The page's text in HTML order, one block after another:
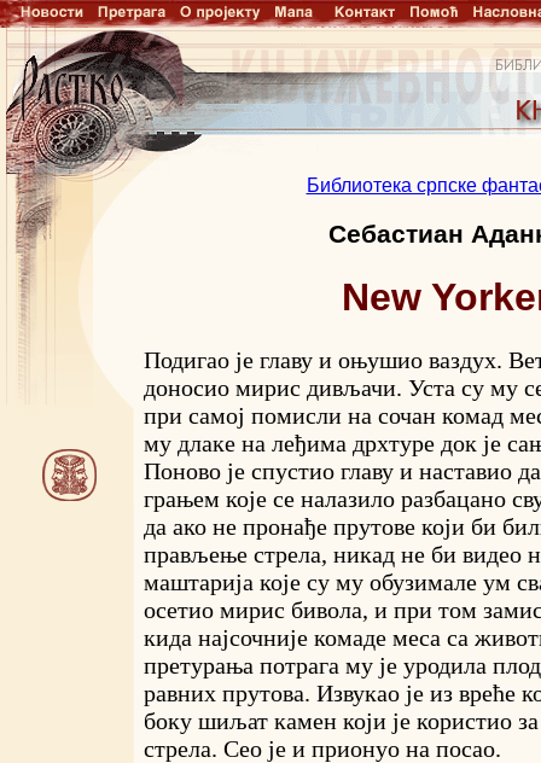
Библиотека српске
Себастиан
New
Подигао је главу и оњушио ваздух.
доносио мирис дивљачи. Уста су му
при самој помисли на сочан комад
му длаке на леђима дрхтуре док је
Поново је спустио главу и наставио
грањем које се налазило разбацано
да ако не пронађе прутове који би
прављење стрела, никад не би видео
маштарија које су му обузимале ум
осетио мирис бивола, и при том
кида најсочније комаде меса са
претурања потрага му је уродила
равних прутова. Извукао је из вреће
боку шиљат камен који је користио
стрела. Сео је и прионуо на посао.